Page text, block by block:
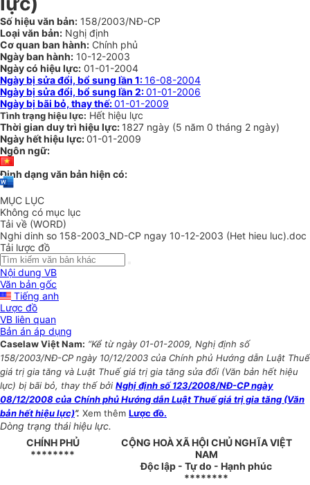
Số hiệu văn bản: 158/2003/NĐ-CP
Loại văn bản: Nghị định
Cơ quan ban hành: Chính phủ
Ngày ban hành: 10-12-2003
Ngày có hiệu lực: 01-01-2004
Ngày bị sửa đổi, bổ sung lần 1:16-08-2004
Ngày bị sửa đổi, bổ sung lần 2:01-01-2006
Ngày bị bãi bỏ, thay thế:01-01-2009
Tình trạng hiệu lực: Hết hiệu lực
Thời gian duy trì hiệu lực: 1827 ngày (5 năm 0 tháng 2 ngày)
Ngày hết hiệu lực:01-01-2009
Ngôn ngữ:
Định dạng văn bản hiện có:
MỤC LỤC
Không có mục lục
Tải về (WORD)
Nghi dinh so 158-2003_ND-CP ngay 10-12-2003 (Het hieu luc).doc
Tải lược đồ
Nội dung VB
Văn bản gốc
Tiếng anh
Lược đồ
VB liên quan
Bản án áp dụng
Caselaw Việt Nam: “Kể từ ngày 01-01-2009, Nghị định số
158/2003/NĐ-CP ngày 10/12/2003 của Chính phủ Hướng dẫn Luật Thuế
giá trị gia tăng và Luật Thuế giá trị gia tăng sửa đổi (Văn bản hết hiệu
lực) bị bãi bỏ, thay thế bởi Nghị định số 123/2008/NĐ-CP ngày
08/12/2008 của Chính phủ Hướng dẫn Luật Thuế giá trị gia tăng (Văn
bản hết hiệu lực)”. Xem thêm Lược đồ.
Dòng trạng thái hiệu lực.
CHÍNH PHỦ
********
CỘNG HOÀ XÃ HỘI CHỦ NGHĨA VIỆT
NAM
Độc lập - Tự do - Hạnh phúc
********